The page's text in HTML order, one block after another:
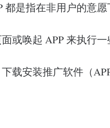
都是指在非用户的意
或唤起 APP 来执行
载安装推广软件（